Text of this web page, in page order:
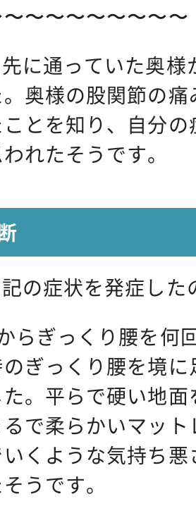
〜〜〜〜〜〜〜〜
に通っていた奥
奥様の股関節の
とを知り、自分
れたそうです。
の症状を発症し
らぎっくり腰を何
ぎっくり腰を境
。平らで硬い地
で柔らかいマッ
くような気持ち
うです。